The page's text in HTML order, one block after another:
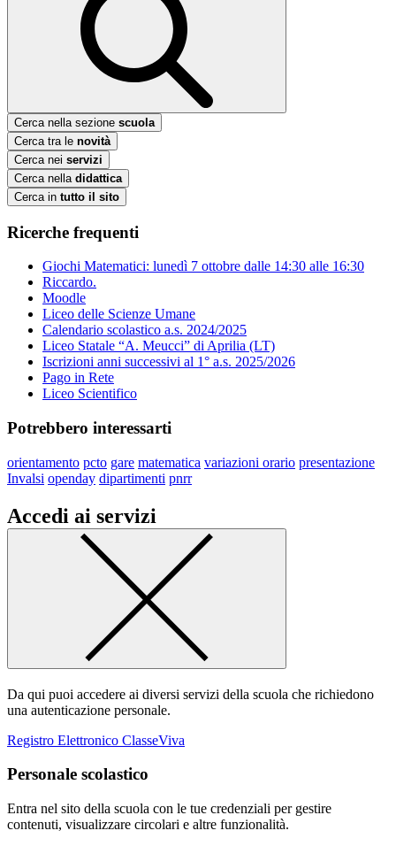
Cerca nella sezione scuola
Cerca tra le novità
Cerca nei servizi
Cerca nella didattica
Cerca in tutto il sito
Ricerche frequenti
Giochi Matematici: lunedì 7 ottobre dalle 14:30 alle 16:30
Riccardo.
Moodle
Liceo delle Scienze Umane
Calendario scolastico a.s. 2024/2025
Liceo Statale “A. Meucci” di Aprilia (LT)
Iscrizioni anni successivi al 1° a.s. 2025/2026
Pago in Rete
Liceo Scientifico
Potrebbero interessarti
orientamento pcto gare matematica variazioni orario presentazione
Invalsi openday dipartimenti pnrr
Accedi ai servizi
Da qui puoi accedere ai diversi servizi della scuola che richiedono
una autenticazione personale.
Registro Elettronico ClasseViva
Personale scolastico
Entra nel sito della scuola con le tue credenziali per gestire
contenuti, visualizzare circolari e altre funzionalità.